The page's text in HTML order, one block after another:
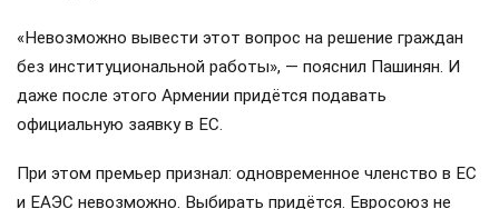
«Невозможно вывести этот вопрос на решение граждан
без институциональной работы», — пояснил Пашинян. И
даже после этого Армении придётся подавать
официальную заявку в ЕС.
При этом премьер признал: одновременное членство в ЕС
и ЕАЭС невозможно. Выбирать придётся. Евросоюз не